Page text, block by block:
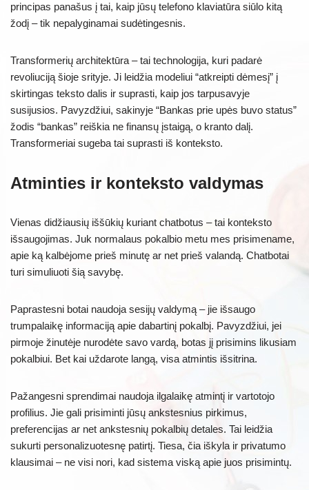
principas panašus į tai, kaip jūsų telefono klaviatūra siūlo kitą
žodį – tik nepalyginamai sudėtingesnis.
Transformerių architektūra – tai technologija, kuri padarė
revoliuciją šioje srityje. Ji leidžia modeliui “atkreipti dėmesį” į
skirtingas teksto dalis ir suprasti, kaip jos tarpusavyje
susijusios. Pavyzdžiui, sakinyje “Bankas prie upės buvo status”
žodis “bankas” reiškia ne finansų įstaigą, o kranto dalį.
Transformeriai sugeba tai suprasti iš konteksto.
Atminties ir konteksto valdymas
Vienas didžiausių iššūkių kuriant chatbotus – tai konteksto
išsaugojimas. Juk normalaus pokalbio metu mes prisimename,
apie ką kalbėjome prieš minutę ar net prieš valandą. Chatbotai
turi simuliuoti šią savybę.
Paprastesni botai naudoja sesijų valdymą – jie išsaugo
trumpalaikę informaciją apie dabartinį pokalbį. Pavyzdžiui, jei
pirmoje žinutėje nurodėte savo vardą, botas jį prisimins likusiam
pokalbiui. Bet kai uždarote langą, visa atmintis išsitrina.
Pažangesni sprendimai naudoja ilgalaikę atmintį ir vartotojo
profilius. Jie gali prisiminti jūsų ankstesnius pirkimus,
preferencijas ar net ankstesnių pokalbių detales. Tai leidžia
sukurti personalizuotesnę patirtį. Tiesa, čia iškyla ir privatumo
klausimai – ne visi nori, kad sistema viską apie juos prisimintų.